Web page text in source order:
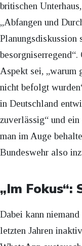
britischen
„Abfangen und
Planungsdiskussion
besorgniserregend“.
Aspekt sei, „warum
nicht befolgt
in Deutschland
zuverlässig“ und
man im Auge
Bundeswehr also
„Im Fokus“:
Dabei kann
letzten Jahren